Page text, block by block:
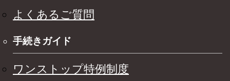
よくあるご質問
手続きガイド
ワンストップ特例制度